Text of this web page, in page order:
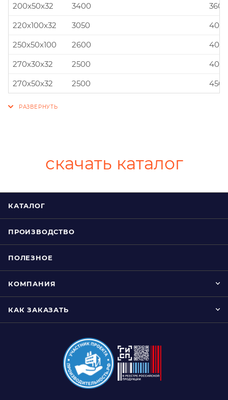
200x50x32
3400
220x100x32
3050
250x50x100
2600
270x30x32
2500
270x50x32
2500
скачать каталог
КАТАЛОГ
ПРОИЗВОДСТВО
ПОЛЕЗНОЕ
КОМПАНИЯ
КАК ЗАКАЗАТЬ